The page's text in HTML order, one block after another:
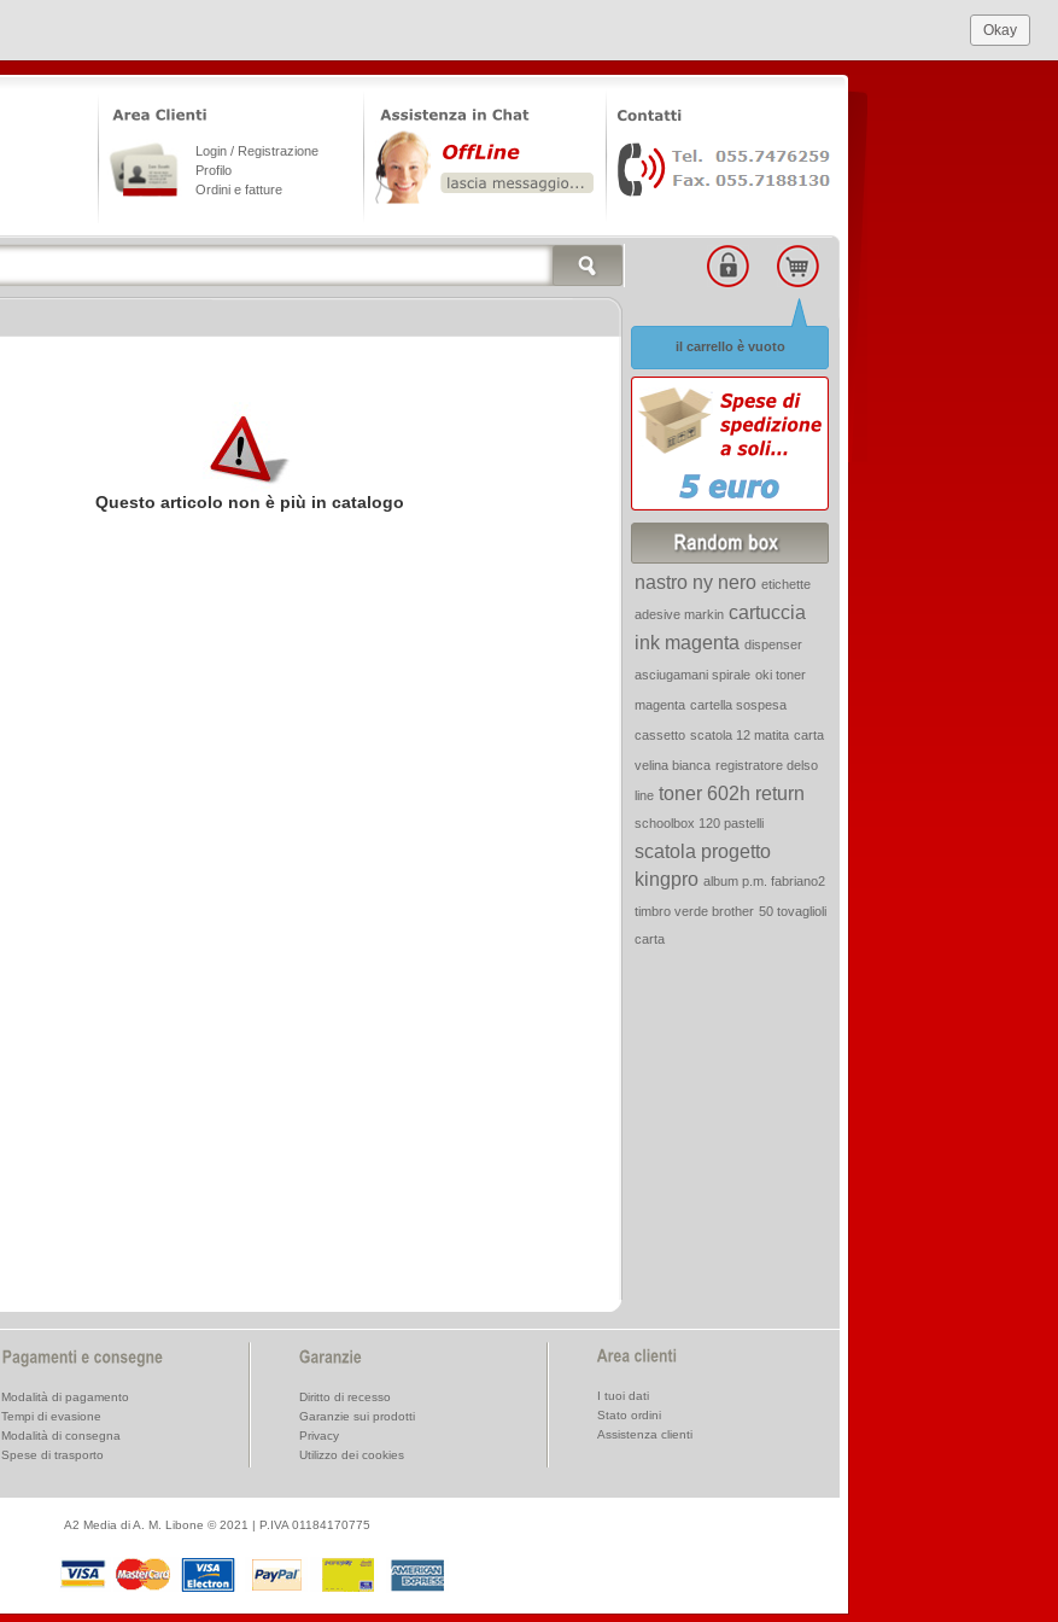
Okay
Questo articolo non è più in catalogo
il carrello è vuoto
nastro ny nero etichette
adesive markin cartuccia
ink magenta dispenser
asciugamani spirale oki toner
magenta cartella sospesa
cassetto scatola 12 matita carta
velina bianca registratore delso
line toner 602h return
schoolbox 120 pastelli
scatola progetto
kingpro album p.m. fabriano2
timbro verde brother 50 tovaglioli
carta
Login / Registrazione
Profilo
Ordini e fatture
Modalità di pagamento
Tempi di evasione
Modalità di consegna
Spese di trasporto
Diritto di recesso
Garanzie sui prodotti
Privacy
Utilizzo dei cookies
I tuoi dati
Stato ordini
Assistenza clienti
A2 Media di A. M. Libone © 2021 | P.IVA 01184170775